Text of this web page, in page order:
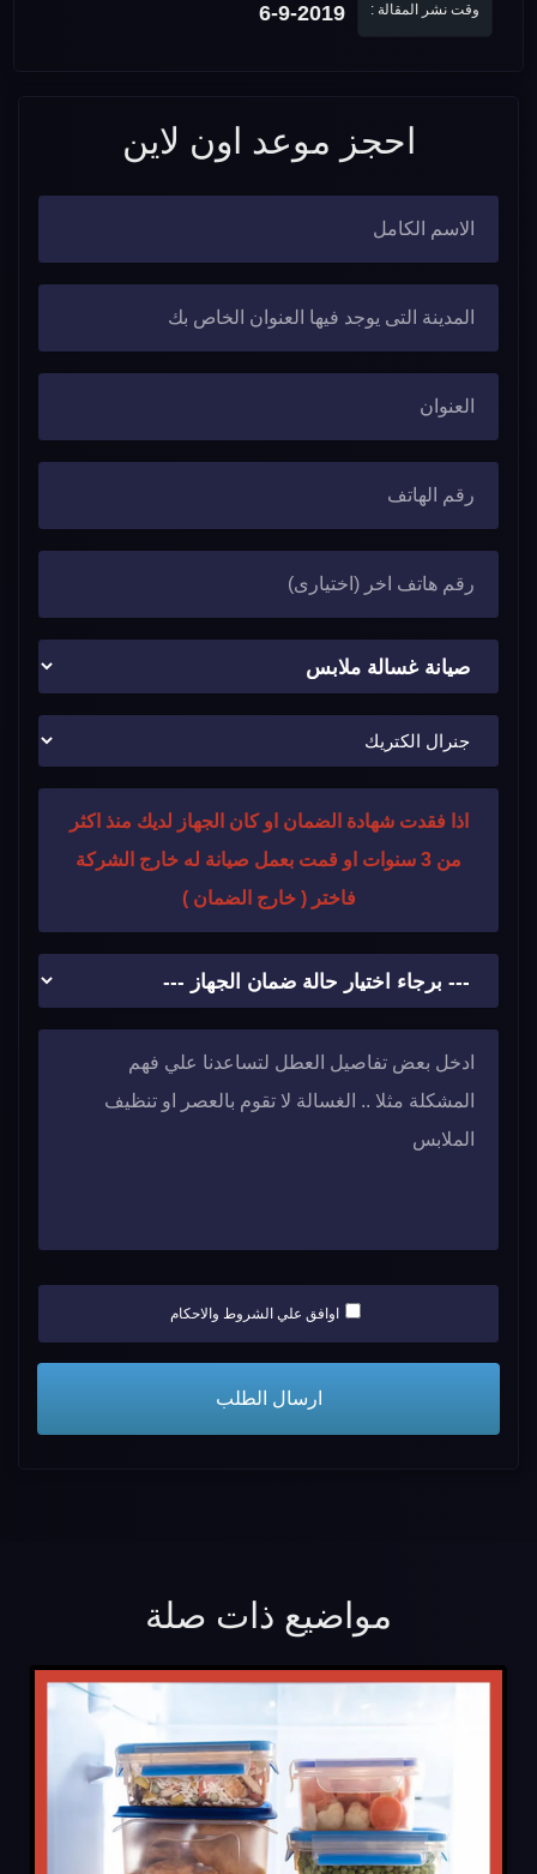
وقت نشر المقالة : 6-9-2019
احجز موعد اون لاين
اذا فقدت شهادة الضمان او كان الجهاز لديك منذ اكثر
من 3 سنوات او قمت بعمل صيانة له خارج الشركة
فاختر ( خارج الضمان )
اوافق علي الشروط والاحكام
مواضيع ذات صلة